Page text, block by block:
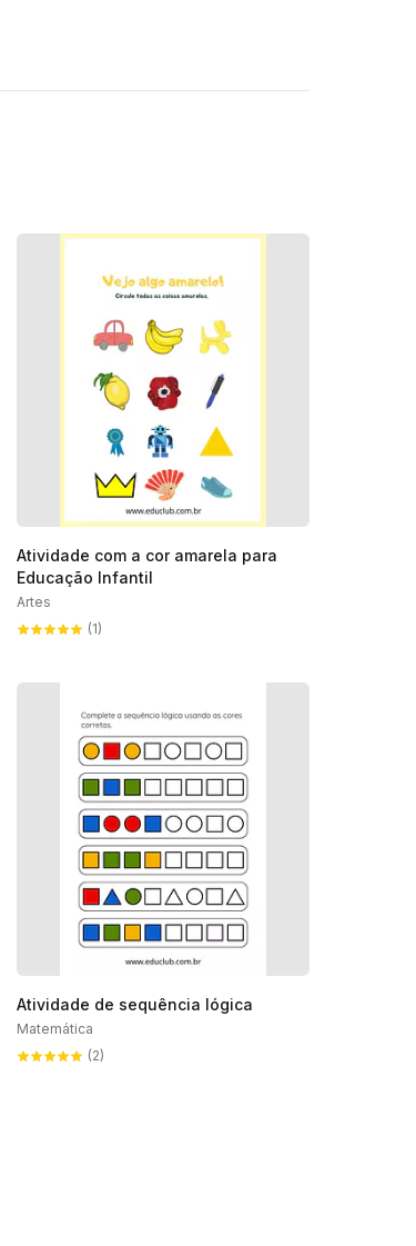
Atividade com a cor amarela para
Educação Infantil
Artes
(1)
Atividade de sequência lógica
Matemática
(2)